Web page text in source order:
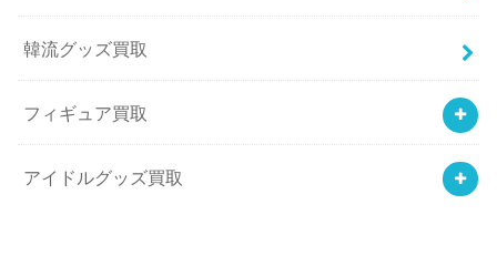
韓流グッズ買取
フィギュア買取
アイドルグッズ買取